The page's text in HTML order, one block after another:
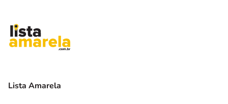
Lista Amarela